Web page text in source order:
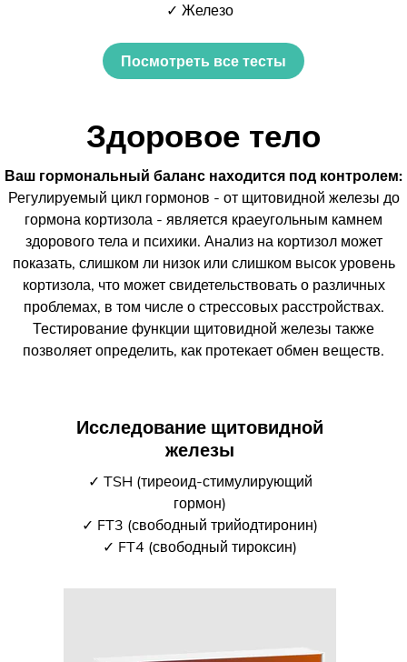
✓ Железо
Посмотреть все тесты
Здоровое тело
Ваш гормональный баланс находится под контролем:
Регулируемый цикл гормонов - от щитовидной железы до
гормона кортизола - является краеугольным камнем
здорового тела и психики. Анализ на кортизол может
показать, слишком ли низок или слишком высок уровень
кортизола, что может свидетельствовать о различных
проблемах, в том числе о стрессовых расстройствах.
Тестирование функции щитовидной железы также
позволяет определить, как протекает обмен веществ.
Исследование щитовидной
железы
✓ TSH (тиреоид-стимулирующий
гормон)
✓ FT3 (свободный трийодтиронин)
✓ FT4 (свободный тироксин)